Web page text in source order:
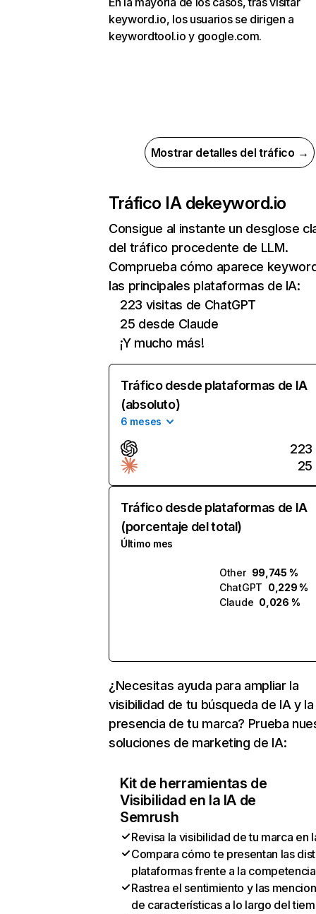
keyword.io, los usuarios se dirigen a
keywordtool.io y google.com.
Mostrar detalles del tráfico →
Tráfico IA dekeyword.io
Consigue al instante un desglose
del tráfico procedente de LLM.
Comprueba cómo aparece
las principales plataformas de IA:
223 visitas de ChatGPT
25 desde Claude
¡Y mucho más!
Tráfico desde plataformas de IA
(absoluto)
6 meses
223
25
Tráfico desde plataformas de IA
(porcentaje del total)
Último mes
Other 99,745 %
ChatGPT 0,229 %
Claude 0,026 %
¿Necesitas ayuda para ampliar la
visibilidad de tu búsqueda de IA y la
presencia de tu marca? Prueba
soluciones de marketing de IA:
Kit de herramientas de
Visibilidad en la IA de
Semrush
Revisa la visibilidad de tu marca en
Compara cómo te presentan las
plataformas frente a la competencia
Rastrea el sentimiento y las
de características a lo largo del